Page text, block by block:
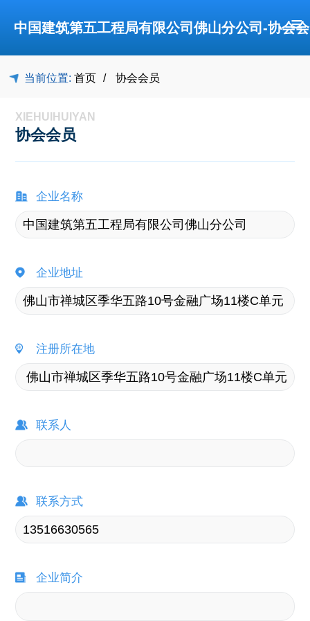
中国建筑第五工程局有限公司佛山分公司-协会会
员-佛山市禅城区建筑业协会
≡
当前位置: 首页 协会会员
XIEHUIHUIYAN
协会会员
企业名称
企业地址
注册所在地
联系人
联系方式
企业简介